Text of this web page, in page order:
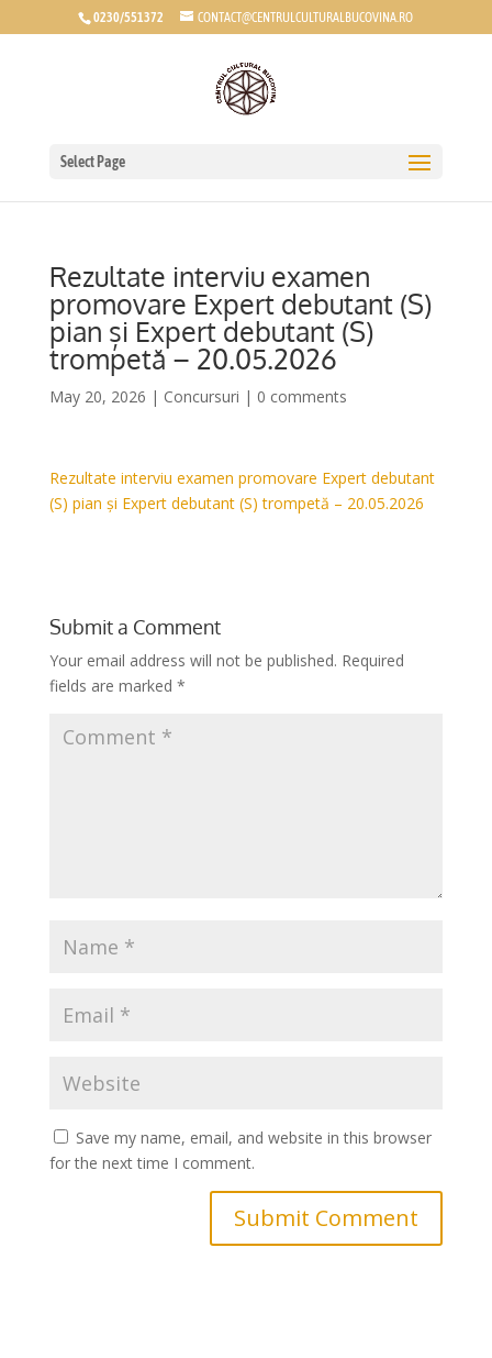
0230/551372 CONTACT@CENTRULCULTURALBUCOVINA.RO
Select Page
Rezultate interviu examen
promovare Expert debutant (S)
pian și Expert debutant (S)
trompetă – 20.05.2026
May 20, 2026 | Concursuri | 0 comments
Rezultate interviu examen promovare Expert debutant
(S) pian și Expert debutant (S) trompetă – 20.05.2026
Submit a Comment
Your email address will not be published. Required
fields are marked *
Save my name, email, and website in this browser
for the next time I comment.